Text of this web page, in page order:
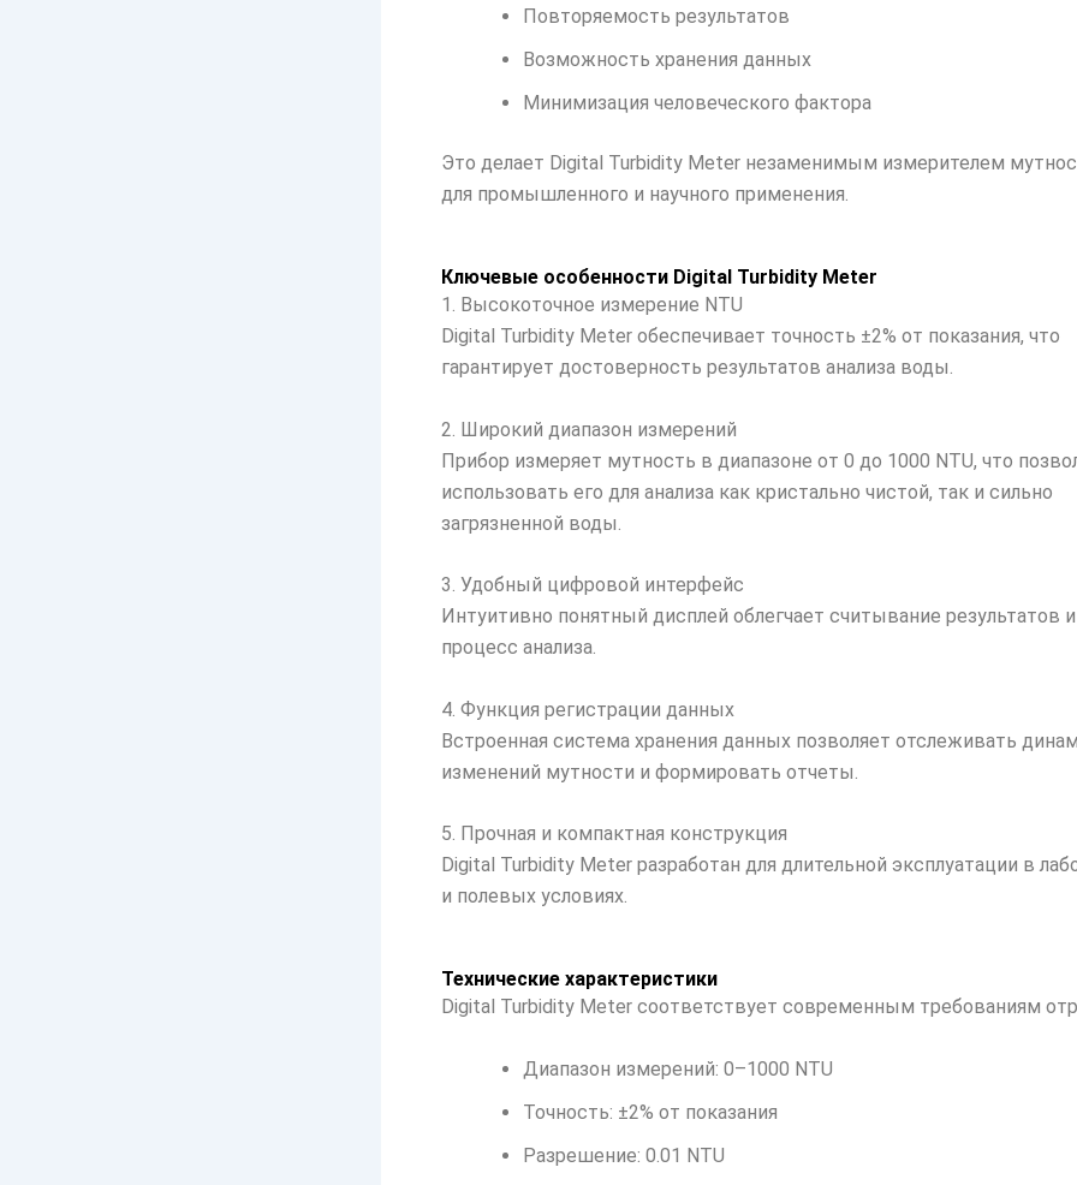
Повторяемость результатов
Возможность хранения данных
Минимизация человеческого фактора
Это делает Digital Turbidity Meter незаменимым измерителем
для промышленного и научного применения.
Ключевые особенности Digital Turbidity Meter
1. Высокоточное измерение NTU
Digital Turbidity Meter обеспечивает точность ±2% от показания, что
гарантирует достоверность результатов анализа воды.
2. Широкий диапазон измерений
Прибор измеряет мутность в диапазоне от 0 до 1000 NTU, что
использовать его для анализа как кристально чистой, так и сильно
загрязненной воды.
3. Удобный цифровой интерфейс
Интуитивно понятный дисплей облегчает считывание результатов
процесс анализа.
4. Функция регистрации данных
Встроенная система хранения данных позволяет отслеживать
изменений мутности и формировать отчеты.
5. Прочная и компактная конструкция
Digital Turbidity Meter разработан для длительной эксплуатации в
и полевых условиях.
Технические характеристики
Digital Turbidity Meter соответствует современным требованиям
Диапазон измерений: 0–1000 NTU
Точность: ±2% от показания
Разрешение: 0.01 NTU